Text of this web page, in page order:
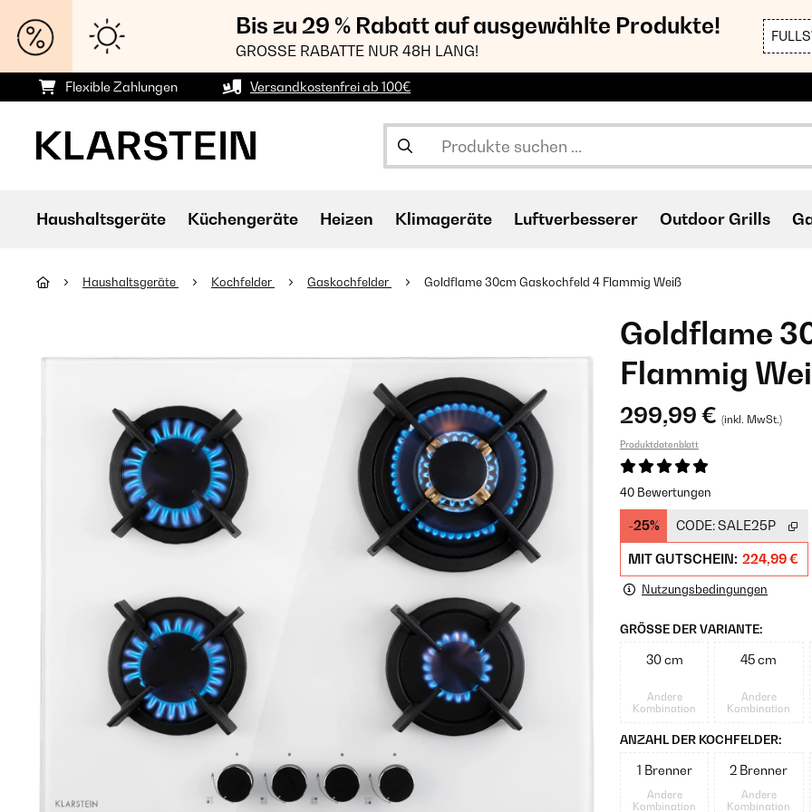
Bis zu 29 % Rabatt auf ausgewählte Produkte!
GROSSE RABATTE NUR 48H LANG!
Flexible Zahlungen Versandkostenfrei ab 100€
Haushaltsgeräte Küchengeräte Heizen Klimageräte Luftverbesserer Outdoor Grills
Haushaltsgeräte Kochfelder Gaskochfelder Goldflame 30cm Gaskochfeld 4 Flammig Weiß
Goldflame
Flammig
299,99 € (inkl. MwSt.)
Produktdatenblatt
40 Bewertungen
-25% CODE:SALE25P
MIT GUTSCHEIN: 224,99 €
Nutzungsbedingungen
GRÖSSE DER VARIANTE:
30 cm
Andere
Kombination
45 cm
Andere
Kombination
ANZAHL DER KOCHFELDER:
1 Brenner
Andere
Kombination
2 Brenner
Andere
Kombination